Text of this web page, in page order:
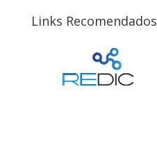
Links Recomendados